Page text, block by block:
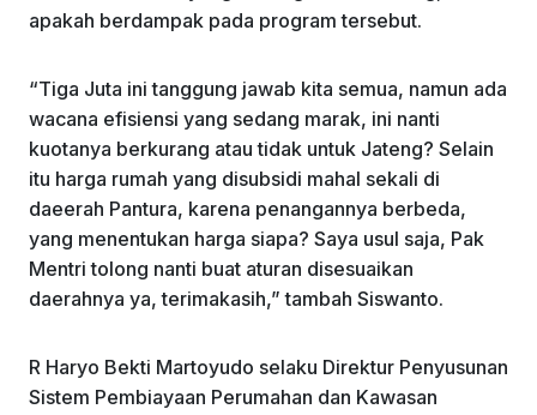
apakah berdampak pada program tersebut.
“Tiga Juta ini tanggung jawab kita semua, namun ada
wacana efisiensi yang sedang marak, ini nanti
kuotanya berkurang atau tidak untuk Jateng? Selain
itu harga rumah yang disubsidi mahal sekali di
daeerah Pantura, karena penangannya berbeda,
yang menentukan harga siapa? Saya usul saja, Pak
Mentri tolong nanti buat aturan disesuaikan
daerahnya ya, terimakasih,” tambah Siswanto.
R Haryo Bekti Martoyudo selaku Direktur Penyusunan
Sistem Pembiayaan Perumahan dan Kawasan